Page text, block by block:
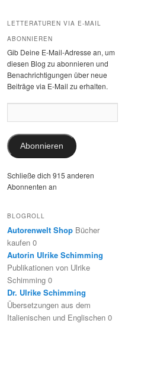
LETTERATUREN VIA E-MAIL
ABONNIEREN
Gib Deine E-Mail-Adresse an, um
diesen Blog zu abonnieren und
Benachrichtigungen über neue
Beiträge via E-Mail zu erhalten.
Mail-
Abonnieren
Schließe dich 915 anderen
Abonnenten an
BLOGROLL
Autorenwelt Shop Bücher
kaufen 0
Autorin Ulrike Schimming
Publikationen von Ulrike
Schimming 0
Dr. Ulrike Schimming
Übersetzungen aus dem
Italienischen und Englischen 0